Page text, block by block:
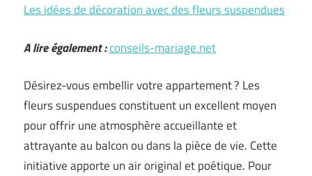
Les idées de décoration avec des fleurs suspendues
A lire également :conseils-mariage.net
Désirez-vous embellir votre appartement ? Les
fleurs suspendues constituent un excellent moyen
pour offrir une atmosphère accueillante et
attrayante au balcon ou dans la pièce de vie. Cette
initiative apporte un air original et poétique. Pour